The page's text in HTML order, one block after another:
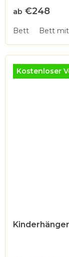
5,0
5
Sternen.
ab €248
Bett Bett
Kostenloser